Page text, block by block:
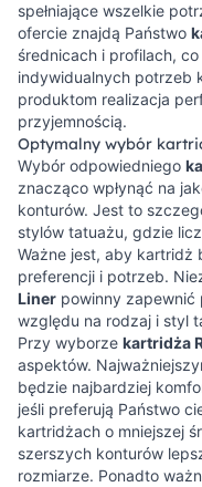
spełniające wszelkie
ofercie znajdą Państwo
średnicach i profilach,
indywidualnych potrzeb
produktom realizacja
przyjemnością.
Optymalny wybór
Wybór odpowiedniego
znacząco wpłynąć na
konturów. Jest to
stylów tatuażu, gdzie
Ważne jest, aby kartridż
preferencji i potrzeb.
Liner powinny zapewnić
względu na rodzaj i styl
Przy wyborze kartridża
aspektów.
będzie najbardziej
jeśli preferują Państwo
kartridżach o mniejszej
szerszych konturów
rozmiarze. Ponadto